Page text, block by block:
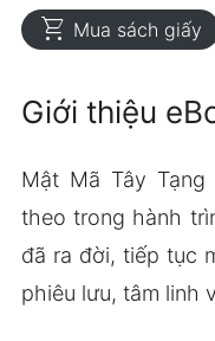
shopping_cart Mua sách giấy
Giới thiệu
Mật Mã Tây
theo trong hành
đã ra đời, tiếp tục
phiêu lưu, tâm linh